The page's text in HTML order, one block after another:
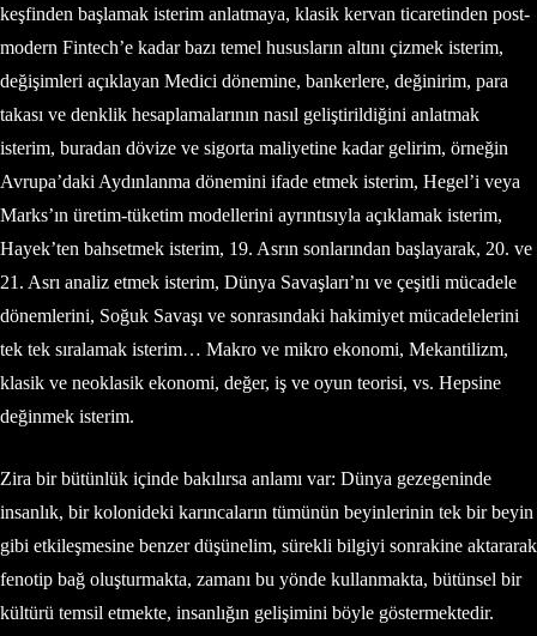
keşfinden başlamak isterim anlatmaya, klasik kervan ticaretinden post-
modern Fintech’e kadar bazı temel hususların altını çizmek isterim,
değişimleri açıklayan Medici dönemine, bankerlere, değinirim, para
takası ve denklik hesaplamalarının nasıl geliştirildiğini anlatmak
isterim, buradan dövize ve sigorta maliyetine kadar gelirim, örneğin
Avrupa’daki Aydınlanma dönemini ifade etmek isterim, Hegel’i veya
Marks’ın üretim-tüketim modellerini ayrıntısıyla açıklamak isterim,
Hayek’ten bahsetmek isterim, 19. Asrın sonlarından başlayarak, 20. ve
21. Asrı analiz etmek isterim, Dünya Savaşları’nı ve çeşitli mücadele
dönemlerini, Soğuk Savaşı ve sonrasındaki hakimiyet mücadelelerini
tek tek sıralamak isterim… Makro ve mikro ekonomi, Mekantilizm,
klasik ve neoklasik ekonomi, değer, iş ve oyun teorisi, vs. Hepsine
değinmek isterim.
Zira bir bütünlük içinde bakılırsa anlamı var: Dünya gezegeninde
insanlık, bir kolonideki karıncaların tümünün beyinlerinin tek bir beyin
gibi etkileşmesine benzer düşünelim, sürekli bilgiyi sonrakine aktararak
fenotip bağ oluşturmakta, zamanı bu yönde kullanmakta, bütünsel bir
kültürü temsil etmekte, insanlığın gelişimini böyle göstermektedir.